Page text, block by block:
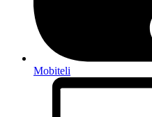
Mobiteli